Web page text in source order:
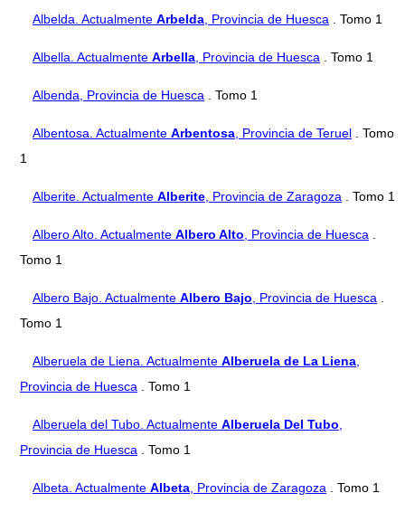
Albelda. Actualmente Arbelda , Provincia de Huesca . Tomo 1
Albella. Actualmente Arbella , Provincia de Huesca . Tomo 1
Albenda, Provincia de Huesca . Tomo 1
Albentosa. Actualmente Arbentosa , Provincia de Teruel . Tomo
1
Alberite. Actualmente Alberite , Provincia de Zaragoza . Tomo 1
Albero Alto. Actualmente Albero Alto , Provincia de Huesca
Tomo 1
Albero Bajo. Actualmente Albero Bajo , Provincia de Huesca
Tomo 1
Alberuela de Liena. Actualmente Alberuela de La Liena
Provincia de Huesca . Tomo 1
Alberuela del Tubo. Actualmente Alberuela Del Tubo
Provincia de Huesca . Tomo 1
Albeta. Actualmente Albeta , Provincia de Zaragoza . Tomo 1